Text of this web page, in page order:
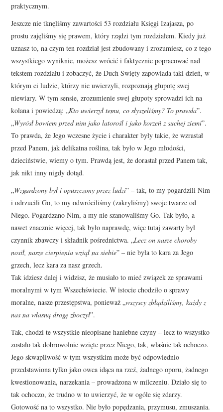
praktycznym.
Jeszcze nie tknęliśmy zawartości 53 rozdziału Księgi Izajasza, po
prostu zajęliśmy się prawem, który rządzi tym rozdziałem. Kiedy już
uznasz to, na czym ten rozdział jest zbudowany i zrozumiesz, co z tego
wszystkiego wyniknie, możesz wrócić i faktycznie popracować nad
tekstem rozdziału i zobaczyć, że Duch Święty zapowiada taki dzień, w
którym ci ludzie, którzy nie uwierzyli, rozpoznają głupotę swej
niewiary. W tym sensie, zrozumienie swej głupoty sprowadzi ich na
kolana i powiedzą: „Kto uwierzył temu, co słyszeliśmy? To prawda”.
„Wyrósł bowiem przed nim jako latorośl i jako korzeń z suchej ziemi”.
To prawda, że Jego wczesne życie i charakter były takie, że wzrastał
przed Panem, jak delikatna roślina, tak było w Jego młodości,
dzieciństwie, wiemy o tym. Prawdą jest, że dorastał przed Panem tak,
jak nikt inny nigdy dotąd.
„Wzgardzony był i opuszczony przez ludzi” – tak, to my pogardzili Nim
i odrzucili Go, to my odwróciliśmy (zakryliśmy) swoje twarze od
Niego. Pogardzano Nim, a my nie szanowaliśmy Go. Tak było, a
nawet znacznie więcej, tak było naprawdę, więc tutaj zawarty był
czynnik zbawczy i składnik pośrednictwa. „Lecz on nasze choroby
nosił, nasze cierpienia wziął na siebie” – nie była to kara za Jego
grzech, lecz kara za nasz grzech.
Tak idziesz dalej i widzisz, że musiało to mieć związek ze sprawami
moralnymi w tym Wszechświecie. W istocie chodziło o sprawy
moralne, nasze przestępstwa, ponieważ „wszyscy zbłądziliśmy, każdy z
nas na własną drogę zboczył”.
Tak, chodzi te wszystkie nieopisane haniebne czyny – lecz to wszystko
zostało tak dobrowolnie wzięte przez Niego, tak, właśnie tak ochoczo.
Jego skwapliwość w tym wszystkim może być odpowiednio
przedstawiona tylko jako owca idąca na rzeź, żadnego oporu, żadnego
kwestionowania, narzekania – prowadzona w milczeniu. Działo się to
tak ochoczo, że trudno w to uwierzyć, że w ogóle się zdarzy.
Gotowość na to wszystko. Nie było popędzania, przymusu, zmuszania.